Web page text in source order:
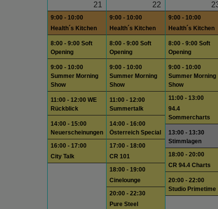
21
9:00 - 10:00
Health´s Kitchen
8:00 - 9:00 Soft
Opening
9:00 - 10:00
Summer Morning
Show
11:00 - 12:00 WE
Rückblick
14:00 - 15:00
Neuerscheinungen
16:00 - 17:00
City Talk
22
9:00 - 10:00
Health´s Kitchen
8:00 - 9:00 Soft
Opening
9:00 - 10:00
Summer Morning
Show
11:00 - 12:00
Summertalk
14:00 - 16:00
Österreich Special
17:00 - 18:00
CR 101
18:00 - 19:00
Cinelounge
20:00 - 22:30
Pure Steel
9:00 - 10:00
Health´s Kitchen
8:00 - 9:00 Soft
Opening
9:00 - 10:00
Summer Morning
Show
11:00 - 13:00
94.4
Sommercharts
13:00 - 13:30
Stimmlagen
18:00 - 20:00
CR 94.4 Charts
20:00 - 22:00
Studio Primetime